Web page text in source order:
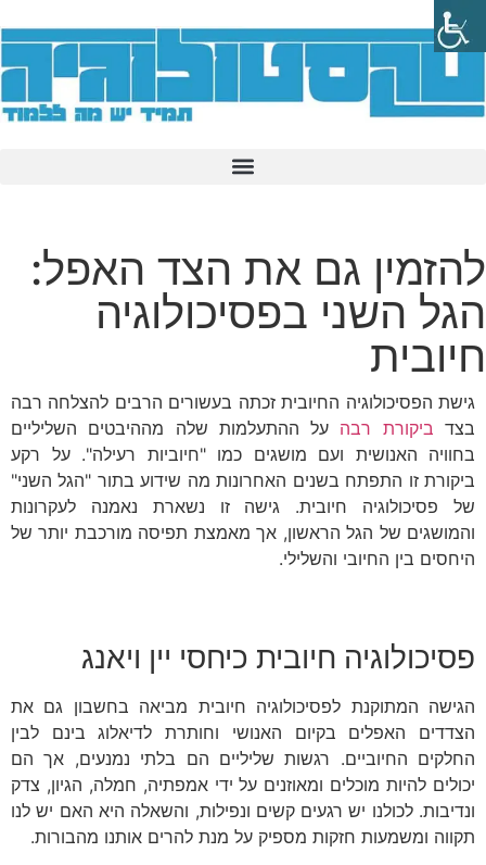
להזמין גם את הצד האפל:
הגל השני בפסיכולוגיה
חיובית
גישת הפסיכולוגיה החיובית זכתה בעשורים הרבים להצלחה רבה
בצד ביקורת רבה על ההתעלמות שלה מההיבטים השליליים
בחוויה האנושית ועם מושגים כמו "חיוביות רעילה". על רקע
ביקורת זו התפתח בשנים האחרונות מה שידוע בתור "הגל השני"
של פסיכולוגיה חיובית. גישה זו נשארת נאמנה לעקרונות
והמושגים של הגל הראשון, אך מאמצת תפיסה מורכבת יותר של
היחסים בין החיובי והשלילי.
פסיכולוגיה חיובית כיחסי יין ויאנג
הגישה המתוקנת לפסיכולוגיה חיובית מביאה בחשבון גם את
הצדדים האפלים בקיום האנושי וחותרת לדיאלוג בינם לבין
החלקים החיוביים. רגשות שליליים הם בלתי נמנעים, אך הם
יכולים להיות מוכלים ומאוזנים על ידי אמפתיה, חמלה, הגיון, צדק
ונדיבות. לכולנו יש רגעים קשים ונפילות, והשאלה היא האם יש לנו
תקווה ומשמעות חזקות מספיק על מנת להרים אותנו מהבורות.